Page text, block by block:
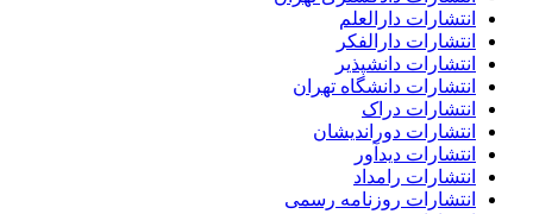
انتشارات دارالعلم
انتشارات دارالفکر
انتشارات دانشپذیر
انتشارات دانشگاه تهران
انتشارات دراک
انتشارات دوراندیشان
انتشارات دیدآور
انتشارات رامداد
انتشارات روزنامه رسمی